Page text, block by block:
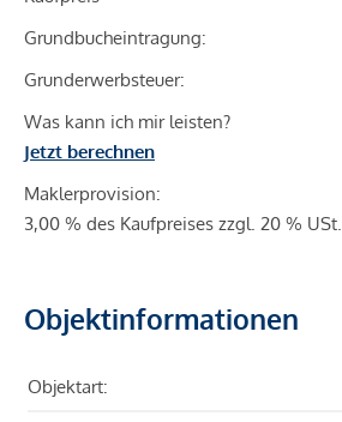
Grundbucheintragung:
Grunderwerbsteuer:
Was kann ich mir leisten?
Jetzt berechnen
Maklerprovision:
3,00 % des Kaufpreises zzgl. 20 % USt.
Objektinformationen
Objektart: